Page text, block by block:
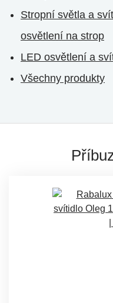
Stropní světla a
osvětlení na strop
LED osvětlení a
Všechny produkty